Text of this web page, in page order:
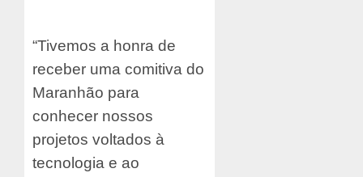
“Tivemos a honra de
receber uma comitiva do
Maranhão para
conhecer nossos
projetos voltados à
tecnologia e ao